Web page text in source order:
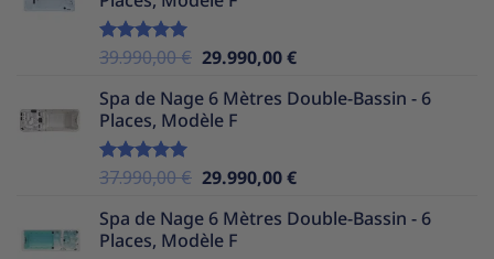
était :
Note5.00
39.990,00€ Le
initial
était :
29.990,00€Le
actuel
Spa de Nage 6 Mètres Double-Bassin - 6
Places, Modèle F
Note5.00
37.990,00€ Le
initial
était :
29.990,00€Le
actuel
Spa de Nage 6 Mètres Double-Bassin - 6
Places, Modèle F